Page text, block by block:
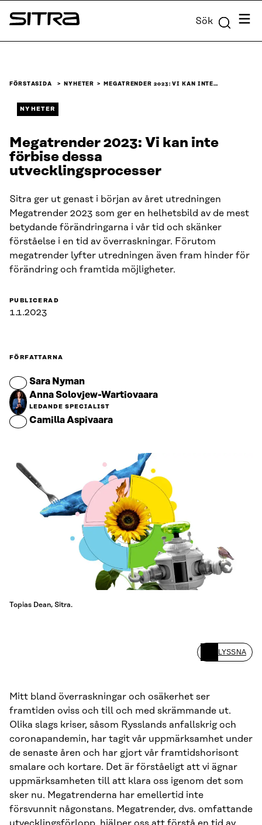
Skip to
content
Sitra Sök Meny
FÖRSTASIDA NYHETER MEGATRENDER 2023: VI KAN INTE…
NYHETER
Megatrender 2023: Vi kan inte
förbise dessa
utvecklingsprocesser
Sitra ger ut genast i början av året utredningen
Megatrender 2023 som ger en helhetsbild av de mest
betydande förändringarna i vår tid och skänker
förståelse i en tid av överraskningar. Förutom
megatrender lyfter utredningen även fram hinder för
förändring och framtida möjligheter.
PUBLICERAD
1.1.2023
FÖRFATTARNA
Sara Nyman
Anna Solovjew-Wartiovaara
LEDANDE SPECIALIST
Camilla Aspivaara
Topias Dean, Sitra.
LYSSNA
Mitt bland överraskningar och osäkerhet ser
framtiden oviss och till och med skrämmande ut.
Olika slags kriser, såsom Rysslands anfallskrig och
coronapandemin, har tagit vår uppmärksamhet under
de senaste åren och har gjort vår framtidshorisont
smalare och kortare. Det är förståeligt att vi ägnar
uppmärksamheten till att klara oss igenom det som
sker nu. Megatrenderna har emellertid inte
försvunnit någonstans. Megatrender, dvs. omfattande